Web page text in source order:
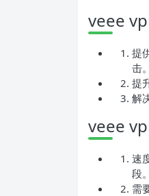
veee
提
击。
提
解
veee
速
段。
需